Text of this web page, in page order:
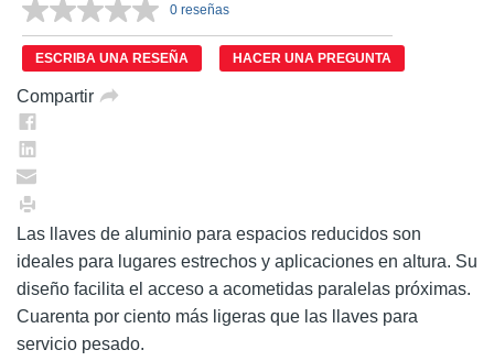
Sin
puntuación.
Enlace
en
0 reseñas
ESCRIBA UNA RESEÑA HACER UNA PREGUNTA
Compartir
Las llaves de aluminio para espacios reducidos son
ideales para lugares estrechos y aplicaciones en altura. Su
diseño facilita el acceso a acometidas paralelas próximas.
Cuarenta por ciento más ligeras que las llaves para
servicio pesado.